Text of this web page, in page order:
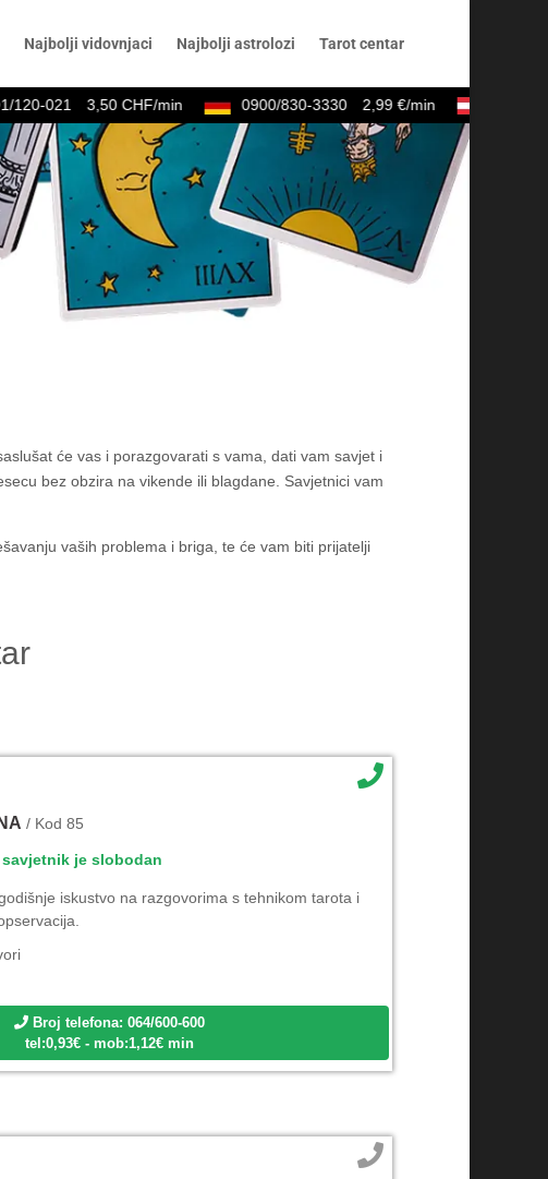
Najbolji vidovnjaci Najbolji astrolozi Tarot centar
021 3,50 CHF/min 0900/830-3330 2,99 €/min
će vas i porazgovarati s vama, dati vam savjet i
bez obzira na vikende ili blagdane. Savjetnici vam
vaših problema i briga, te će vam biti prijatelji
/ Kod 85
savjetnik je slobodan
iskustvo na razgovorima s tehnikom tarota i
Broj telefona: 064/600-600
tel:0,93€ - mob:1,12€ min